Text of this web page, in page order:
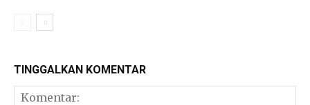
TINGGALKAN KOMENTAR